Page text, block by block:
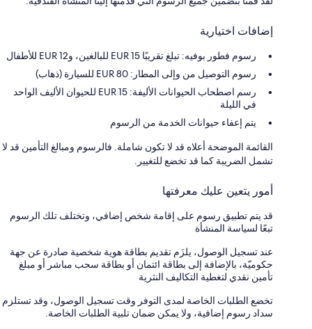
إضافات اختيارية
رسوم فطور بوفيه: تبلغ تقريبًا EUR 15 للبالغين، وEUR 12 للأطفال
رسوم التوصيل من وإلى المطار: 80 EUR للسيارة (ذهاب)
رسم اصطحاب الحيوانات الأليفة: 15 EUR للحيوان الأليف الواحد
في الليلة
يتم إعفاء حيوانات الخدمة من الرسوم
القائمة الموضحة أعلاه قد لا تكون شاملة. فالرسوم ومبالغ التأمين قد لا
تشمل الضريبة كما قد تخضع للتغيير.
أمور يتعين عليك معرفتها
قد يتم تطبيق رسوم على إقامة شخص إضافي، وتختلف تلك الرسوم
تبعًا لسياسة المنشأة
عند تسجيل الوصول، يلزَم تقديم بطاقة هوية شخصية صادرة عن جهة
حكوميّة، بالإضافة إلى بطاقة ائتمان أو بطاقة سحب مباشر أو مبلغ
تأمين نقدي لتغطية التكاليف النثرية
تخضع الطلبات الخاصة لمدى التوفر وقت تسجيل الوصول، وقد تستلزم
سداد رسوم إضافية، ولا يمكن ضمان تلبية الطلبات الخاصة.